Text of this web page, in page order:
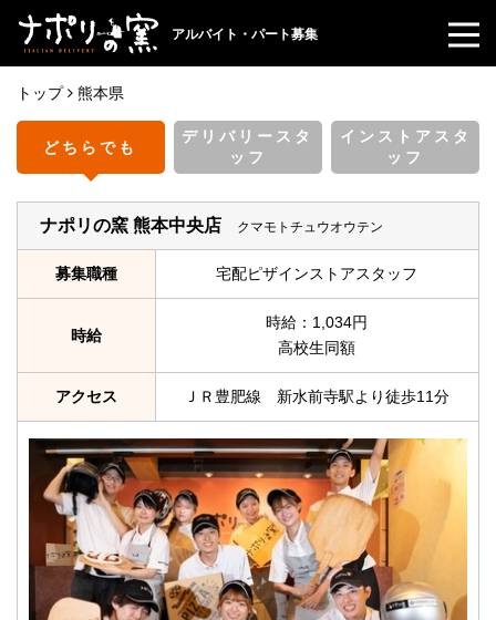
アルバイト・パート募集
トップ 熊本県
どちらでも
デリバリースタ
ッフ
インストアスタ
ッフ
ナポリの窯 熊本中央店 クマモトチュウオウテン
募集職種 宅配ピザインストアスタッフ
時給
時給：1,034円
高校生同額
アクセス ＪＲ豊肥線 新水前寺駅より徒歩11分